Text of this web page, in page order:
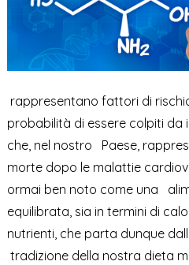
rappresentano fattori di
probabilità di essere colpiti da
che, nel nostro Paese,
morte dopo le malattie
ormai ben noto come una
equilibrata, sia in termini di
nutrienti, che parta dunque
tradizione della nostra dieta